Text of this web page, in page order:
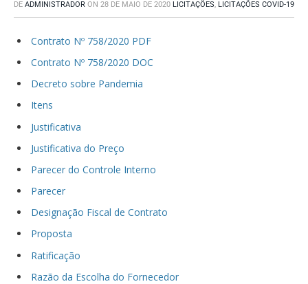
DE ADMINISTRADOR ON 28 DE MAIO DE 2020 LICITAÇÕES, LICITAÇÕES COVID-19
Contrato Nº 758/2020 PDF
Contrato Nº 758/2020 DOC
Decreto sobre Pandemia
Itens
Justificativa
Justificativa do Preço
Parecer do Controle Interno
Parecer
Designação Fiscal de Contrato
Proposta
Ratificação
Razão da Escolha do Fornecedor